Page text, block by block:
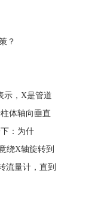
？
示，X是管道
体轴向垂直
：为什
绕X轴旋转到
流量计，直到